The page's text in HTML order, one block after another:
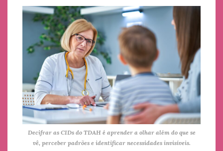
Decifrar as CIDs do TDAH é aprender a olhar além do que se
vê, perceber padrões e identificar necessidades invisíveis.